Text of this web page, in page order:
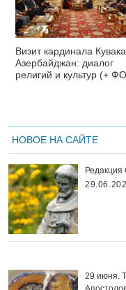
Визит кардинала
Азербайджан: диалог
религий и культур (+
НОВОЕ НА САЙТЕ
Редакция
29 июня.